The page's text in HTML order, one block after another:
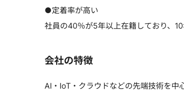
●定着率が高い
社員の40％が5年以上在籍しており、10
会社の特徴
AI・IoT・クラウドなどの先端技術を